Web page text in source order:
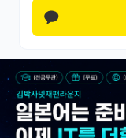
오픈랩 전체보기
커뮤니티
커리어